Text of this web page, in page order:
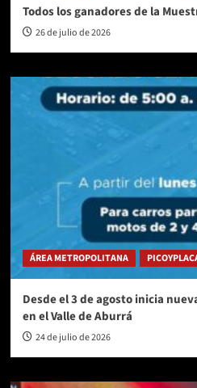
Todos los ganadores de la
26 de julio de 2026
ÁREA METROPOLITANA
Desde el 3 de agosto inicia
en el Valle de Aburrá
24 de julio de 2026